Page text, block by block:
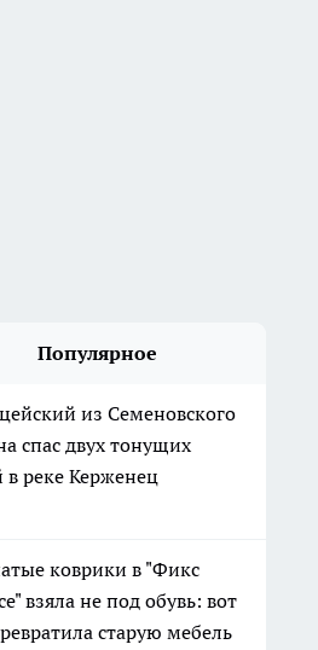
Популярное
из Семеновского
спас двух тонущих
в реке Керженец
коврики в "Фикс
взяла не под обувь: вот
старую мебель